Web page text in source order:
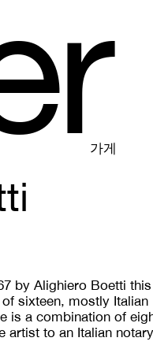
r
가게
by Alighiero Boetti this
sixteen, mostly Italian
is a combination of
artist to an Italian notary